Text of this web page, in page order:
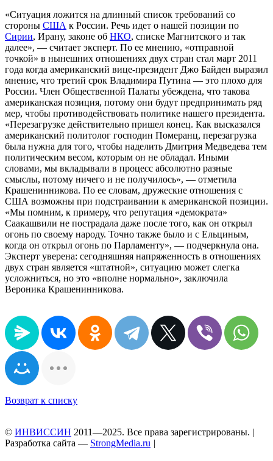
«Ситуация ложится на длинный список требований со
стороны США к России. Речь идет о нашей позиции по
Сирии, Ирану, законе об НКО, списке Магнитского и так
далее», — считает эксперт. По ее мнению, «отправной
точкой» в нынешних отношениях двух стран стал март 2011
года когда американский вице-президент Джо Байден выразил
мнение, что третий срок Владимира Путина — это плохо для
России. Член Общественной Палаты убеждена, что такова
американская позиция, потому они будут предпринимать ряд
мер, чтобы противодействовать политике нашего президента.
«Перезагрузке действительно пришел конец. Как высказался
американский политолог господин Померанц, перезагрузка
была нужна для того, чтобы наделить Дмитрия Медведева тем
политическим весом, которым он не обладал. Иными
словами, мы вкладывали в процесс абсолютно разные
смыслы, потому ничего и не получилось», — отметила
Крашенинникова. По ее словам, дружеские отношения с
США возможны при подстраивании к американской позиции.
«Мы помним, к примеру, что репутация «демократа»
Саакашвили не пострадала даже после того, как он открыл
огонь по своему народу. Точно также было и с Ельциным,
когда он открыл огонь по Парламенту», — подчеркнула она.
Эксперт уверена: сегодняшняя напряженность в отношениях
двух стран является «штатной», ситуацию может слегка
усложниться, но это «вполне нормально», заключила
Вероника Крашенинникова.
Возврат к списку
© ИНВИССИН 2011—2025. Все права зарегистрированы. |
Разработка сайта — StrongMedia.ru |